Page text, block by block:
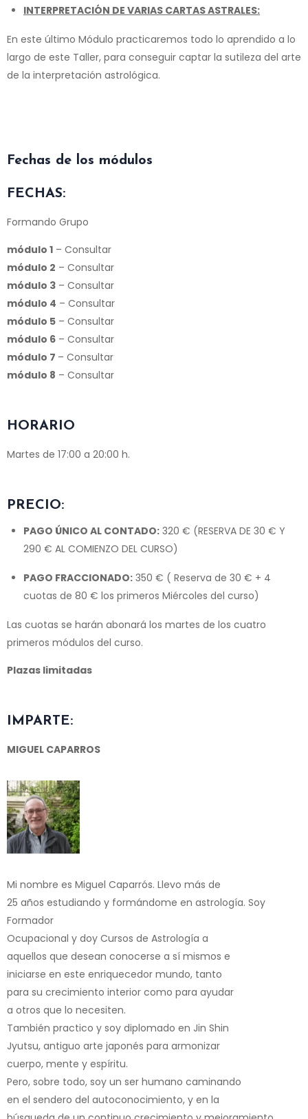
INTERPRETACIÓN DE VARIAS CARTAS ASTRALES:
En este último Módulo practicaremos todo lo aprendido a lo
largo de este Taller, para conseguir captar la sutileza del arte
de la interpretación astrológica.
Fechas de los módulos
FECHAS:
Formando Grupo
módulo 1 – Consultar
módulo 2 – Consultar
módulo 3 – Consultar
módulo 4 – Consultar
módulo 5 – Consultar
módulo 6 – Consultar
módulo 7 – Consultar
módulo 8 – Consultar
HORARIO
Martes de 17:00 a 20:00 h.
PRECIO:
PAGO ÚNICO AL CONTADO: 320 € (RESERVA DE 30 € Y
290 € AL COMIENZO DEL CURSO)
PAGO FRACCIONADO: 350 € ( Reserva de 30 € + 4
cuotas de 80 € los primeros Miércoles del curso)
Las cuotas se harán abonará los martes de los cuatro
primeros módulos del curso.
Plazas limitadas
IMPARTE:
MIGUEL CAPARROS
Mi nombre es Miguel Caparrós. Llevo más de
25 años estudiando y formándome en astrología. Soy
Formador
Ocupacional y doy Cursos de Astrología a
aquellos que desean conocerse a sí mismos e
iniciarse en este enriquecedor mundo, tanto
para su crecimiento interior como para ayudar
a otros que lo necesiten.
También practico y soy diplomado en Jin Shin
Jyutsu, antiguo arte japonés para armonizar
cuerpo, mente y espíritu.
Pero, sobre todo, soy un ser humano caminando
en el sendero del autoconocimiento, y en la